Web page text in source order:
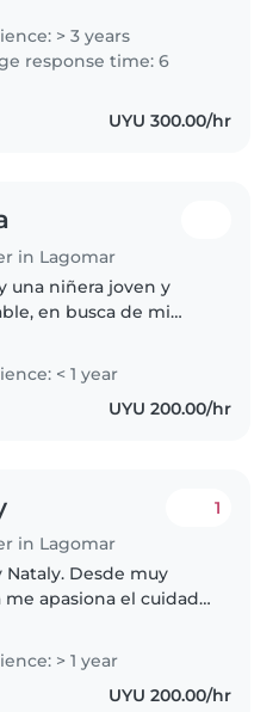
un ingreso extra.
Profesional
y tengo experiencia..
> 3 years
response time: 6
UYU 300.00/hr
in Lagomar
una niñera joven y
en busca de mi
2 sobrinos a los cuales
años los he cuidado...
< 1 year
UYU 200.00/hr
in Lagomar
1
Nataly. Desde muy
me apasiona el cuidado
en casa, cuidando a mi
y a mi ahijada desde
bebés, y fui voluntaria..
> 1 year
UYU 200.00/hr